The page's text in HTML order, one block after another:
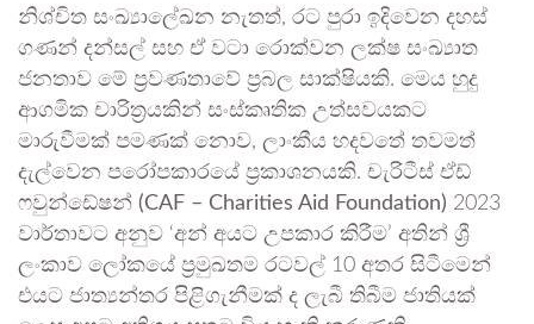
නිශ්චිත සංඛ්‍යාලේඛන නැතත්, රට පුරා ඉදිවෙන දහස්
ගණන් දන්සල් සහ ඒ වටා රොක්වන ලක්ෂ සංඛ්‍යාත
ජනතාව මේ ප්‍රවණතාවේ ප්‍රබල සාක්ෂියකි. මෙය හුදු
ආගමික චාරිත්‍රයකින් සංස්කෘතික උත්සවයකට
මාරුවීමක් පමණක් නොව, ලාංකීය හදවතේ තවමත්
දැල්වෙන පරෝපකාරයේ ප්‍රකාශනයකි. චැරිටීස් ඒඩ්
ෆවුන්ඩේෂන් (CAF – Charities Aid Foundation) 2023
වාර්තාවට අනුව ‘අන් අයට උපකාර කිරීම’ අතින් ශ්‍රී
ලංකාව ලෝකයේ ප්‍රමුඛතම රටවල් 10 අතර සිටීමෙන්
එයට ජාත්‍යන්තර පිළිගැනීමක් ද ලැබී තිබීම ජාතියක්